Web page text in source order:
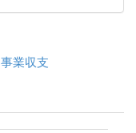
事業収支